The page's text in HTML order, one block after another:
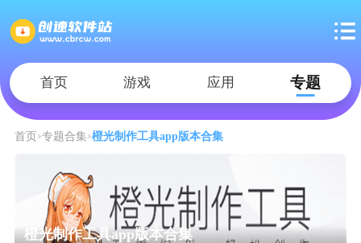
首页 游戏 应用 专题
首页 专题合集 橙光制作工具app版本合集
橙光制作工具app版本合集